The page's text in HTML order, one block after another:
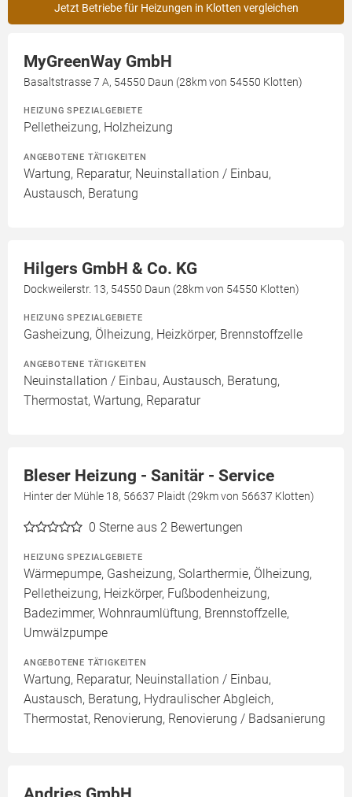
Jetzt Betriebe für Heizungen in Klotten vergleichen
MyGreenWay GmbH
Basaltstrasse 7 A, 54550 Daun (28km von 54550 Klotten)
HEIZUNG SPEZIALGEBIETE
Pelletheizung, Holzheizung
ANGEBOTENE TÄTIGKEITEN
Wartung, Reparatur, Neuinstallation / Einbau,
Austausch, Beratung
Hilgers GmbH & Co. KG
Dockweilerstr. 13, 54550 Daun (28km von 54550 Klotten)
HEIZUNG SPEZIALGEBIETE
Gasheizung, Ölheizung, Heizkörper, Brennstoffzelle
ANGEBOTENE TÄTIGKEITEN
Neuinstallation / Einbau, Austausch, Beratung,
Thermostat, Wartung, Reparatur
Bleser Heizung - Sanitär - Service
Hinter der Mühle 18, 56637 Plaidt (29km von 56637 Klotten)
0 Sterne aus 2 Bewertungen
HEIZUNG SPEZIALGEBIETE
Wärmepumpe, Gasheizung, Solarthermie, Ölheizung,
Pelletheizung, Heizkörper, Fußbodenheizung,
Badezimmer, Wohnraumlüftung, Brennstoffzelle,
Umwälzpumpe
ANGEBOTENE TÄTIGKEITEN
Wartung, Reparatur, Neuinstallation / Einbau,
Austausch, Beratung, Hydraulischer Abgleich,
Thermostat, Renovierung, Renovierung / Badsanierung